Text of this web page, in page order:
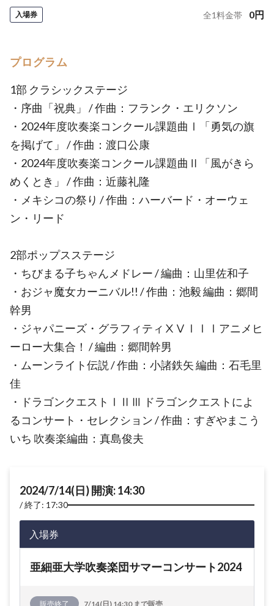
入場券 全1料金帯 0円
プログラム
1部 クラシックステージ
・序曲「祝典」 / 作曲：フランク・エリクソン
・2024年度吹奏楽コンクール課題曲Ⅰ「勇気の旗
を掲げて」 / 作曲：渡口公康
・2024年度吹奏楽コンクール課題曲Ⅱ「風がきら
めくとき」 / 作曲：近藤礼隆
・メキシコの祭り / 作曲：ハーバード・オーウェ
ン・リード
2部ポップスステージ
・ちびまる子ちゃんメドレー / 編曲：山里佐和子
・おジャ魔女カーニバル!! / 作曲：池毅 編曲：郷間
幹男
・ジャパニーズ・グラフィティⅩⅤⅠⅠⅠアニメヒ
ーロー大集合！ / 編曲：郷間幹男
・ムーンライト伝説 / 作曲：小諸鉄矢 編曲：石毛里
佳
・ドラゴンクエストⅠⅡⅢ ドラゴンクエストによ
るコンサート・セレクション / 作曲：すぎやまこう
いち 吹奏楽編曲：真島俊夫
2024/7/14(日) 開演: 14:30
終了: 17:30
入場券
亜細亜大学吹奏楽団サマーコンサート2024
販売終了 7/14(日) 14:30 まで販売